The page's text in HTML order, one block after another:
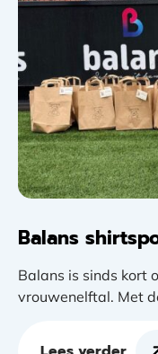
Balans
Balans is sinds kort
vrouwenelftal. Met